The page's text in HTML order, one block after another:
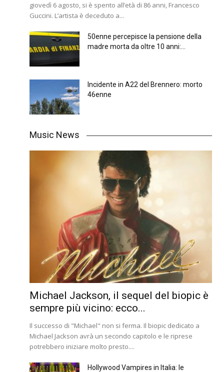
giovedì 6 agosto, si è spento all’età di 86 anni, Francesco
Guccini. L’artista è deceduto a...
50enne percepisce la pensione della
madre morta da oltre 10 anni:...
Incidente in A22 del Brennero: morto
46enne
Music News
Michael Jackson, il sequel del biopic è
sempre più vicino: ecco...
Il successo di "Michael" non si ferma. Il biopic dedicato a
Michael Jackson avrà un secondo capitolo e le riprese
potrebbero iniziare molto presto....
Hollywood Vampires in Italia: le